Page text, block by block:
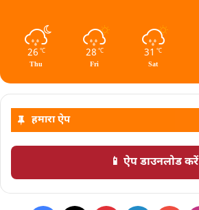
26 ℃
Thu
28 ℃
Fri
31 ℃
Sat
हमारा ऐप
📱 ऐप डाउनलोड करें